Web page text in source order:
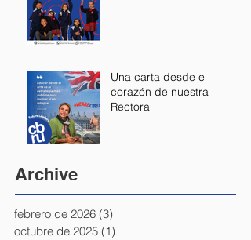
Una carta desde el
corazón de nuestra
Rectora
Archive
febrero de 2026 (3)
octubre de 2025 (1)